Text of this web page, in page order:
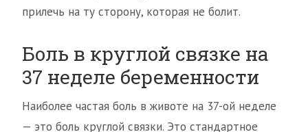
прилечь на ту сторону, которая не болит.
Боль в круглой связке на
37 неделе беременности
Наиболее частая боль в животе на 37-ой неделе
— это боль круглой связки. Это стандартное